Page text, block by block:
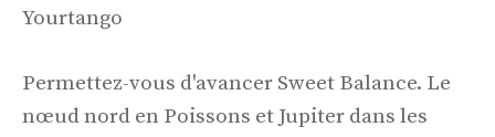
Yourtango
Permettez-vous d'avancer Sweet Balance. Le
nœud nord en Poissons et Jupiter dans les